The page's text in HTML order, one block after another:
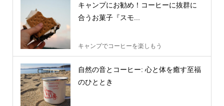
キャンプにお勧め！コーヒーに抜群に
合うお菓子『スモ...
キャンプでコーヒーを楽しもう
自然の音とコーヒー: 心と体を癒す至福
のひととき